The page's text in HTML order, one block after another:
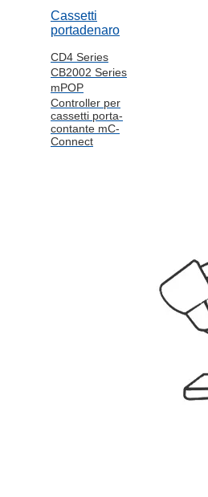
Cassetti
portadenaro
CD4 Series
CB2002 Series
mPOP
Controller per
cassetti porta-
contante mC-
Connect